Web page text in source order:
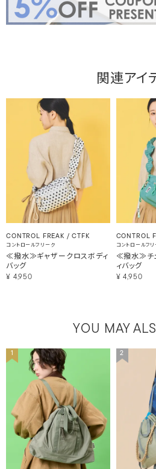
関連アイ
CONTROL FREAK / CTFK
コントロールフリーク
≪撥水≫ギャザークロスボディ
バッグ
¥ 4,950
CONTROL
コントロールフリ
≪撥水≫チ
ィバッグ
¥ 4,950
YOU MAY
1 2